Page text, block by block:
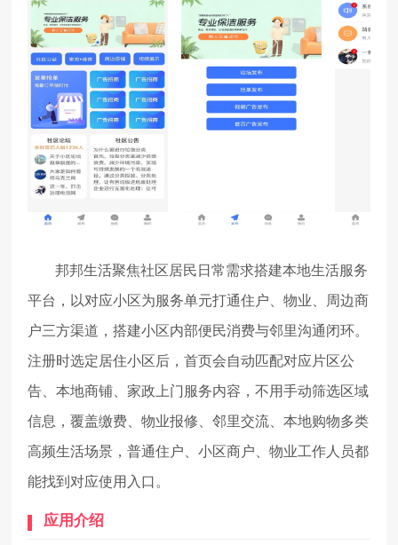
邦邦生活聚焦社区居民日常需求搭建本地生活服务
平台，以对应小区为服务单元打通住户、物业、周边商
户三方渠道，搭建小区内部便民消费与邻里沟通闭环。
注册时选定居住小区后，首页会自动匹配对应片区公
告、本地商铺、家政上门服务内容，不用手动筛选区域
信息，覆盖缴费、物业报修、邻里交流、本地购物多类
高频生活场景，普通住户、小区商户、物业工作人员都
能找到对应使用入口。
应用介绍